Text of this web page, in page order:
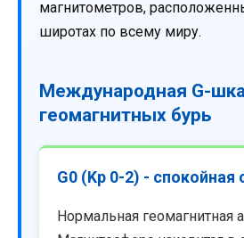
магнитометров,
широтах по всему миру.
Международная G-
геомагнитных бурь
G0 (Kp 0-2) - спокойная
Нормальная геомагнитная